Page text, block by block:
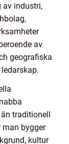
av industri,
av
geografiska
traditionell
man bygger
kultur